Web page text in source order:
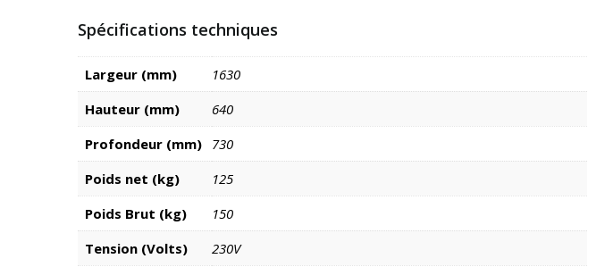
Spécifications techniques
Largeur (mm)
1630
Hauteur (mm)
640
Profondeur (mm) 730
Poids net (kg)
125
Poids Brut (kg)
150
Tension (Volts)
230V